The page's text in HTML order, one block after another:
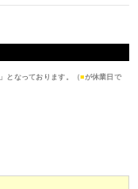
となっております。（■が休業日で